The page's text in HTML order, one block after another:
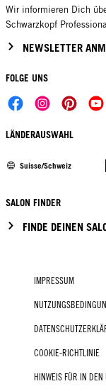
Wir informieren Dich
Schwarzkopf
NEWSLETTER
FOLGE UNS
LÄNDERAUSWAHL
Suisse/Schweiz
SALON FINDER
FINDE DEINEN
IMPRESSUM
COOKIE-RICHTLINIE
HINWEIS FÜR IN DEN